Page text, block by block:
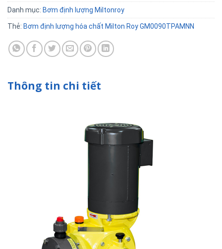
Danh mục: Bơm định lượng Miltonroy
Thẻ: Bơm định lượng hóa chất Milton Roy GM0090TPAMNN
Thông tin chi tiết